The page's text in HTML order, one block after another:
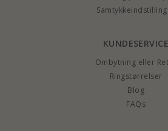
KUNDESERVICE
Ombytning eller
Ringstørrelser
Blog
FAQs